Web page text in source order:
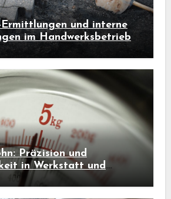
Ermittlungen und interne
im Handwerksbetrieb
Präzision und
in Werkstatt und